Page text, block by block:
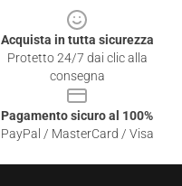
Acquista in tutta sicurezza
Protetto 24/7 dai clic alla
consegna
Pagamento sicuro al 100%
PayPal / MasterCard / Visa